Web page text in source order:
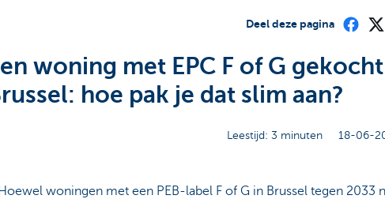
Deel deze pagina
woning met EPC F of G
hoe pak je dat slim aan?
Leestijd: 3 minuten 18-06-
Hoewel woningen met een PEB-label F of G in Brussel tegen 2033